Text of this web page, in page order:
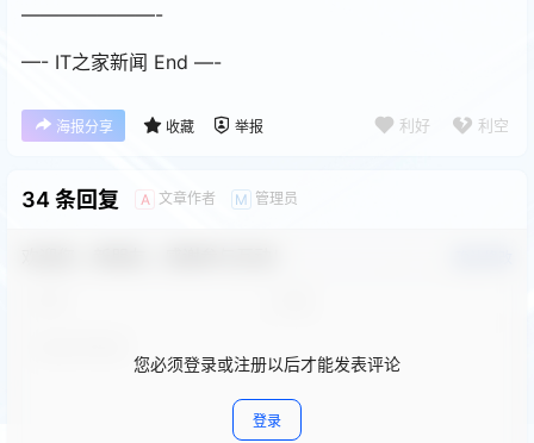
———————-
—- IT之家新闻 End —-
海报分享 收藏 举报 利好 利空
34 条回复 A 文章作者 M 管理员
您必须登录或注册以后才能发表评论
登录